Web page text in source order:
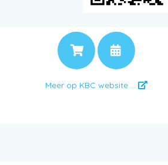
PRIJS
Meer op KBC website ...